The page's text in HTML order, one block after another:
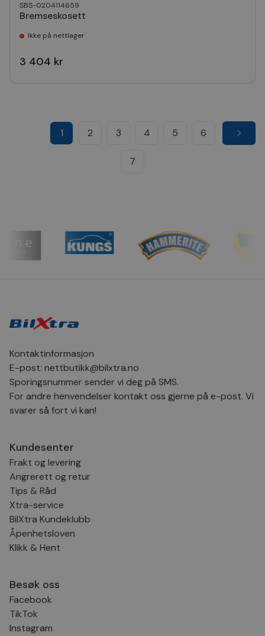
SBS-0204114659
Bremseskosett
Ikke på nettlager
3 404 kr
1 2 3 4 5 6
7
Kontaktinformasjon
E-post: nettbutikk@bilxtra.no
Sporingsnummer sender vi deg på SMS.
For andre henvendelser kontakt oss gjerne på e-post. Vi
svarer så fort vi kan!
Kundesenter
Frakt og levering
Angrerett og retur
Tips & Råd
Xtra-service
BilXtra Kundeklubb
Åpenhetsloven
Klikk & Hent
Besøk oss
Facebook
TikTok
Instagram